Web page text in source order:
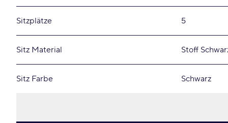
Sitzplätze 5
Sitz Material Stoff
Sitz Farbe Schwarz